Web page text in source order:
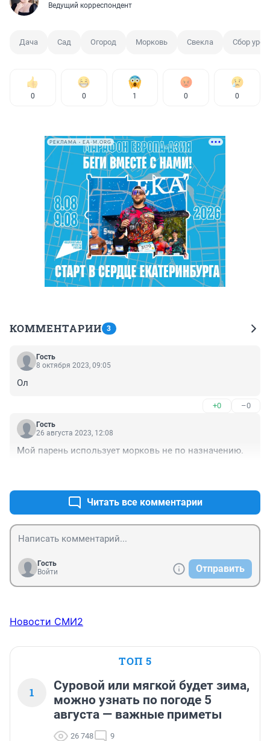
Ведущий корреспондент
Дача Сад Огород Морковь Свекла Сбор
0 0 1 0 0
РЕКЛАМА • EA-M.ORG
КОММЕНТАРИИ 3
Гость
8 октября 2023, 09:05
Ол
+0 –0
Гость
26 августа 2023, 12:08
Мой парень использует морковь не по назначению.
Читать все комментарии
Гость
Войти
Отправить
Новости СМИ2
ТОП 5
1
Суровой или мягкой будет зима,
можно узнать по погоде 5
августа — важные приметы
26 748 9